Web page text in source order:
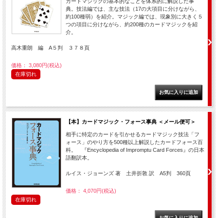
カードマジックの基本的なことを体系的に解説した事
典。技法編では、主な技法（17の大項目に分けながら、
約100種弱）を紹介。マジック編では、現象別に大きく５
つの項目に分けながら、約200種のカードマジックを紹
介。
高木重朗 編 A５判 ３７８頁
価格： 3,080円(税込)
在庫切れ
【本】カードマジック・フォース事典 ＜メール便可＞
相手に特定のカードを引かせるカードマジック技法「フ
ォース」のやり方を500種以上解説したカードフォース百
科。 『Encyclopedia of Impromptu Card Forces』の日本
語翻訳本。
ルイス・ジョーンズ 著 土井折敦 訳 A5判 360頁
価格： 4,070円(税込)
在庫切れ